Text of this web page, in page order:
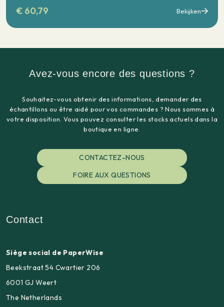
€ 60,79 Bekijken
Avez-vous encore des questions ?
Souhaitez-vous obtenir des informations, demander des
échantillons ou être aidé pour vos commandes ? Nous sommes à
votre disposition. Vous pouvez consulter les stocks actuels dans la
boutique en ligne.
CONTACTEZ-NOUS
FOIRE AUX QUESTIONS
Contact
Siège social de PaperWise
Beekstraat 54 Cwartier 206
6001 GJ Weert
The Netherlands